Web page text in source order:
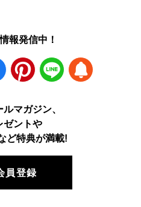
報発信中！
Pinterest LINE
マガジン、
ゼントや
ど特典が満載!
員登録